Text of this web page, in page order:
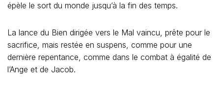
épèle le sort du monde jusqu’à la fin des temps.
La lance du Bien dirigée vers le Mal vaincu, prête pour le
sacrifice, mais restée en suspens, comme pour une
dernière repentance, comme dans le combat à égalité de
l’Ange et de Jacob.